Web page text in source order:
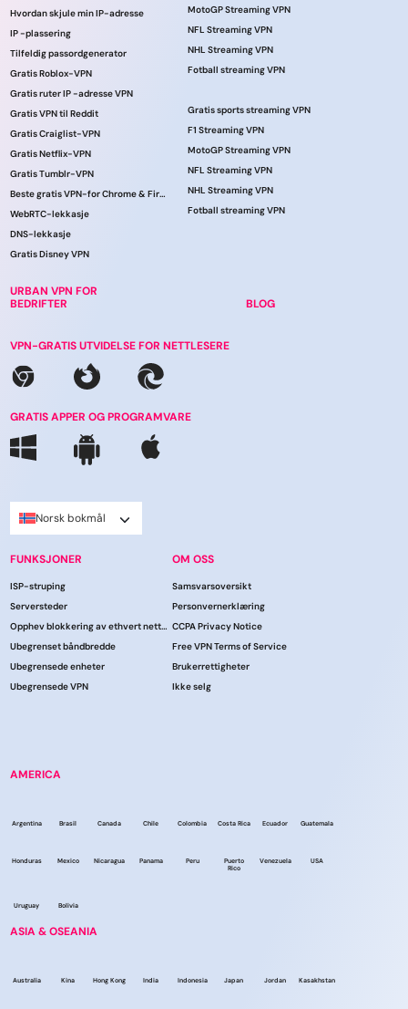
Hvordan skjule min IP-adresse
IP -plassering
Tilfeldig passordgenerator
Gratis Roblox-VPN
Gratis ruter IP -adresse VPN
Gratis VPN til Reddit
Gratis Craiglist-VPN
Gratis Netflix-VPN
Gratis Tumblr-VPN
Beste gratis VPN-for Chrome & Firefox!
WebRTC-lekkasje
DNS-lekkasje
Gratis Disney VPN
URBAN VPN FOR
BEDRIFTER
MotoGP Streaming VPN
NFL Streaming VPN
NHL Streaming VPN
Fotball streaming VPN
Gratis sports streaming VPN
F1 Streaming VPN
MotoGP Streaming VPN
NFL Streaming VPN
NHL Streaming VPN
Fotball streaming VPN
BLOG
VPN-GRATIS UTVIDELSE FOR NETTLESERE
GRATIS APPER OG PROGRAMVARE
Norsk bokmål
FUNKSJONER
ISP-struping
Serversteder
Opphev blokkering av ethvert nettsted
Ubegrenset båndbredde
Ubegrensede enheter
Ubegrensede VPN
OM OSS
Samsvarsoversikt
Personvernerklæring
CCPA Privacy Notice
Free VPN Terms of Service
Brukerrettigheter
Ikke selg
AMERICA
Argentina Brasil Canada Chile Colombia Costa Rica Ecuador Guatemala
Honduras Mexico Nicaragua Panama Peru
Puerto
Rico
Venezuela USA
Uruguay Bolivia
ASIA & OSEANIA
Australia Kina Hong Kong India Indonesia Japan Jordan Kasakhstan